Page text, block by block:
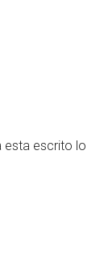
esta escrito lo